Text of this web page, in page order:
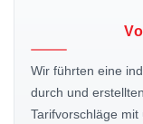
Wir führten eine
durch und
Tarifvorschläge